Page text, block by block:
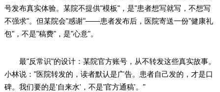
号发布真实体验。某院不提供"模板"，是"患者想写就写，不想写
不强求"。但某院会"感谢"——患者发布后，医院寄送一份"健康礼
包"，不是"稿费"，是"心意"。
最"反常识"的设计：某院官方账号，从不转发这些真实故事。
小林说："医院转发的，读者默认是广告。患者自己发的，才是口
碑。我们要的是'自来水'，不是'官方通稿'。"